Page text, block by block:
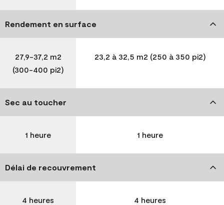
Rendement en surface
27,9-37,2 m2
(300-400 pi2)
23,2 à 32,5 m2 (250 à 350 pi2)
Sec au toucher
1 heure 1 heure
Délai de recouvrement
4 heures 4 heures